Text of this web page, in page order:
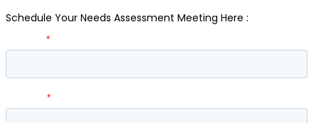
Schedule Your Needs Assessment Meeting Here :